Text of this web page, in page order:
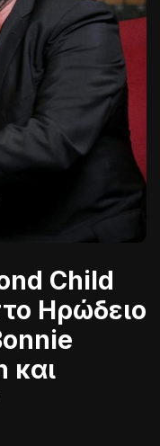
Child
Ηρώδειο
και